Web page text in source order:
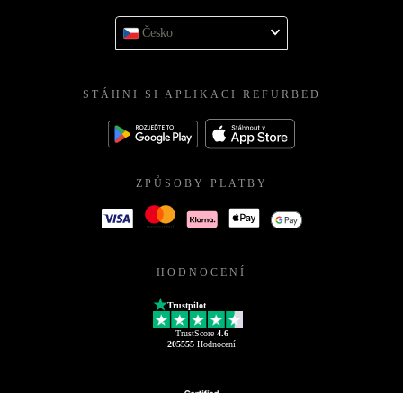
Česko
STÁHNI SI APLIKACI REFURBED
ZPŮSOBY PLATBY
HODNOCENÍ
Trustpilot
TrustScore 4.6
205555 Hodnocení